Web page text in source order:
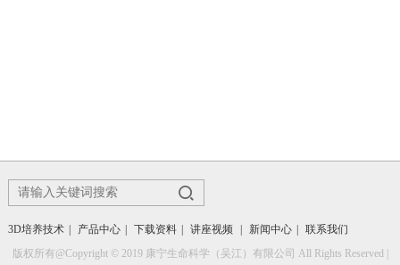
3D培养技术 产品中心 下载资料 讲座视频 新闻中心
联系我们
版权所有@Copyright © 2019 康宁生命科学（吴江）有限公司 All Rights Reserved |